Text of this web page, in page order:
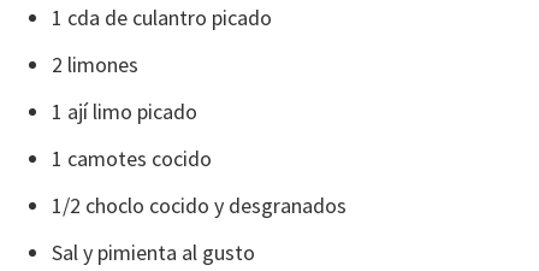
1 cda de culantro picado
2 limones
1 ají limo picado
1 camotes cocido
1/2 choclo cocido y desgranados
Sal y pimienta al gusto